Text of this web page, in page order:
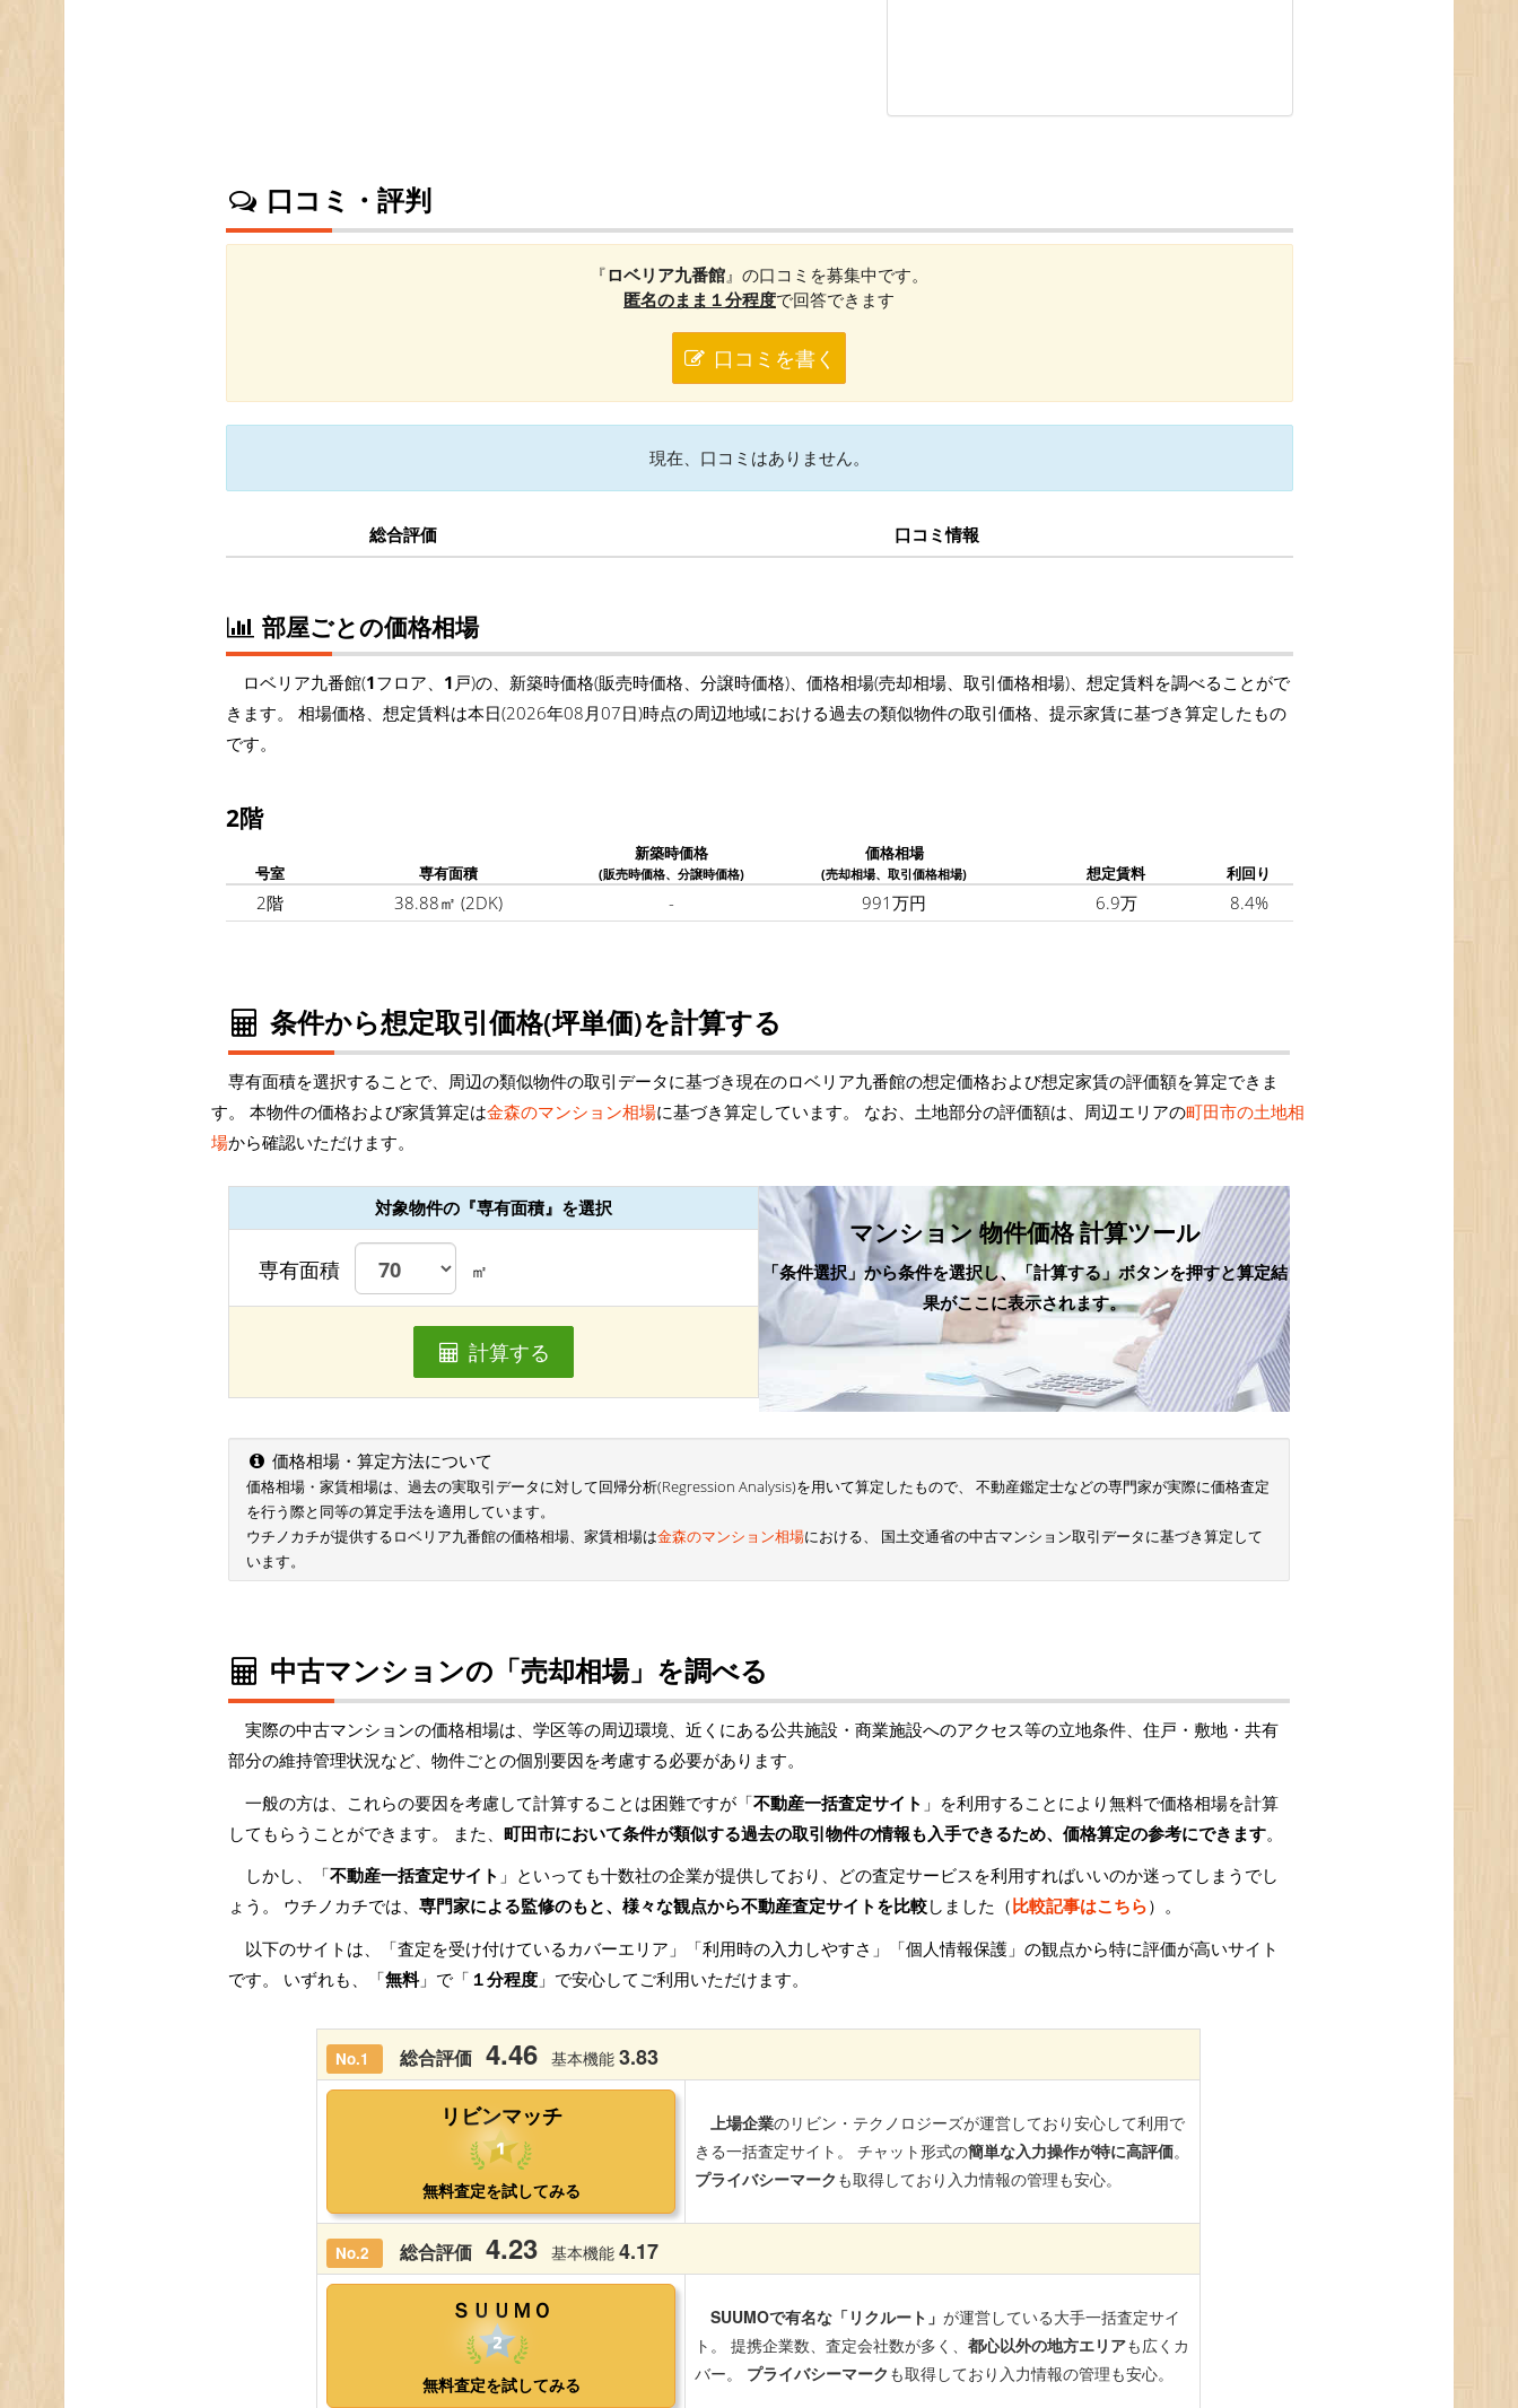
口コミ・評判
『ロベリア九番館 』の口コミを募集中です。
匿名のまま１分程度で回答できます
口コミを書く
現在、口コミはありません。
総合評価 口コミ情報
部屋ごとの価格相場
ロベリア九番館(1フロア、 1 戸)の、新築時価格(販売時価格、分譲時価格)、価格相場(売却相場、取引価格相場)、想定賃料を調べることがで
きます。 相場価格、想定賃料は本日(2026年08月07日)時点の周辺地域における過去の類似物件の取引価格、提示家賃に基づき算定したもの
です。
2階
号室 専有面積
新築時価格
(販売時価格、分譲時価格)
価格相場
(売却相場、取引価格相場) 想定賃料 利回り
2階 38.88㎡ (2DK) - 991万円 6.9万 8.4%
条件から想定取引価格(坪単価)を計算する
専有面積を選択することで、周辺の類似物件の取引データに基づき現在のロベリア九番館の想定価格および想定家賃の評価額を算定できま
す。 本物件の価格および家賃算定は金森のマンション相場に基づき算定しています。 なお、土地部分の評価額は、周辺エリアの町田市の土地相
場から確認いただけます。
対象物件の『専有面積』を選択
専有面積 ㎡
計算する
マンション 物件価格 計算ツール
「条件選択」から条件を選択し、「計算する」ボタンを押すと算定結
果がここに表示されます。
価格相場・算定方法について
価格相場・家賃相場は、過去の実取引データに対して回帰分析(Regression Analysis)を用いて算定したもので、 不動産鑑定士などの専門家が実際に価格査定
を行う際と同等の算定手法を適用しています。
ウチノカチが提供するロベリア九番館の価格相場、家賃相場は金森のマンション相場における、 国土交通省の中古マンション取引データに基づき算定して
います。
中古マンションの「売却相場」を調べる
実際の中古マンションの価格相場は、学区等の周辺環境、近くにある公共施設・商業施設へのアクセス等の立地条件、住戸・敷地・共有
部分の維持管理状況など、物件ごとの個別要因を考慮する必要があります。
一般の方は、これらの要因を考慮して計算することは困難ですが「不動産一括査定サイト 」を利用することにより無料で価格相場を計算
してもらうことができます。 また、 町田市において条件が類似する過去の取引物件の情報も入手できるため、価格算定の参考にできます。
しかし、「不動産一括査定サイト 」といっても十数社の企業が提供しており、どの査定サービスを利用すればいいのか迷ってしまうでし
ょう。 ウチノカチでは、 専門家による監修のもと、様々な観点から不動産査定サイトを比較しました（比較記事はこちら）。
以下のサイトは、「査定を受け付けているカバーエリア」「利用時の入力しやすさ」「個人情報保護」の観点から特に評価が高いサイト
です。 いずれも、「無料」で「 １分程度 」で安心してご利用いただけます。